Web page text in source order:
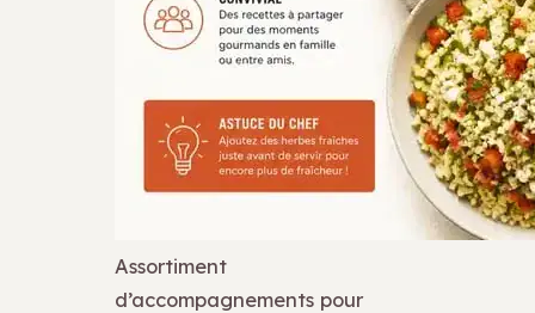
Assortiment
d’accompagnements pour